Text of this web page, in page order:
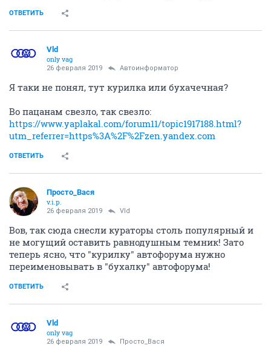
ОТВЕТИТЬ
Vld
only vag
26 февраля 2019 Автоинформатор
Я таки не понял, тут курилка или бухачечная?
Во пацанам свезло, так свезло:
https://www.yaplakal.com/forum11/topic1917188.html?
utm_referrer=https%3A%2F%2Fzen.yandex.com
ОТВЕТИТЬ
Просто_Вася
v.i.p.
26 февраля 2019 Vld
Вов, так сюда снесли кураторы столь популярный и
не могущий оставить равнодушным темник! Зато
теперь ясно, что "курилку" автофорума нужно
переименовывать в "бухалку" автофорума!
ОТВЕТИТЬ
Vld
only vag
26 февраля 2019 Просто_Вася